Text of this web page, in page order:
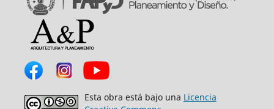
Esta obra está bajo una Licencia